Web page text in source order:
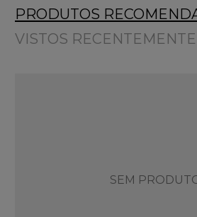
PRODUTOS
VISTOS RECENTEMENTE
SEM